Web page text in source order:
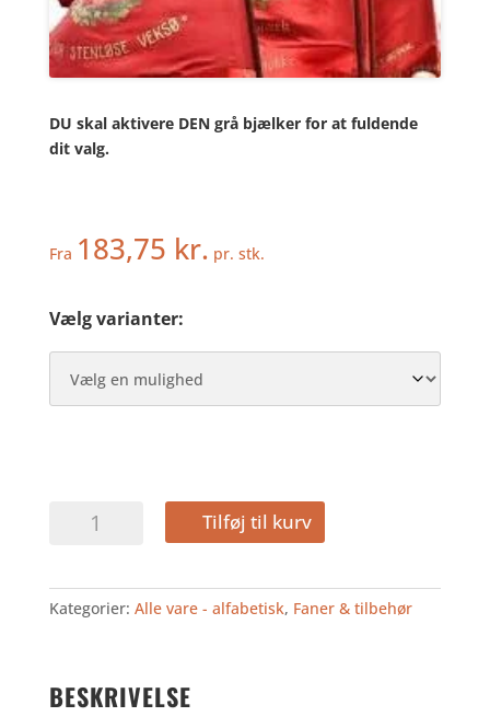
DU skal aktivere DEN grå bjælker for at fuldende
dit valg.
Fra 183,75 kr. pr. stk.
Vælg varianter:
SØRGEFLOR
Tilføj til kurv
Kategorier: Alle vare - alfabetisk, Faner & tilbehør
BESKRIVELSE